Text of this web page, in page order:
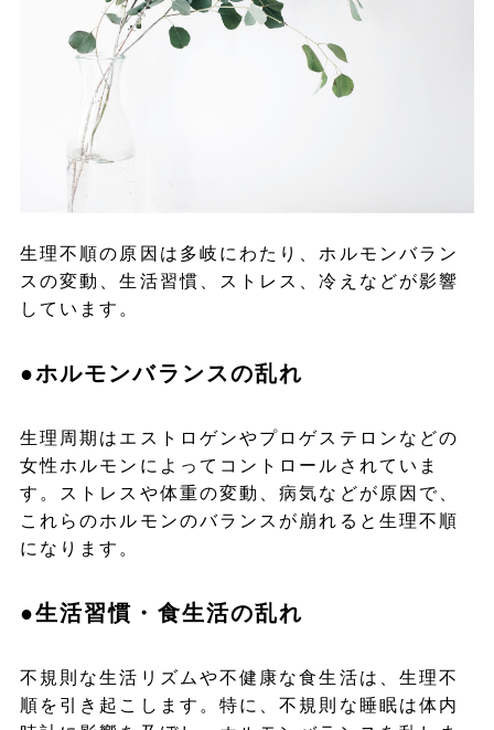
生理不順の原因は多岐にわたり、ホルモンバラン
スの変動、生活習慣、ストレス、冷えなどが影響
しています。
●ホルモンバランスの乱れ
生理周期はエストロゲンやプロゲステロンなどの
女性ホルモンによってコントロールされていま
す。ストレスや体重の変動、病気などが原因で、
これらのホルモンのバランスが崩れると生理不順
になります。
●生活習慣・食生活の乱れ
不規則な生活リズムや不健康な食生活は、生理不
順を引き起こします。特に、不規則な睡眠は体内